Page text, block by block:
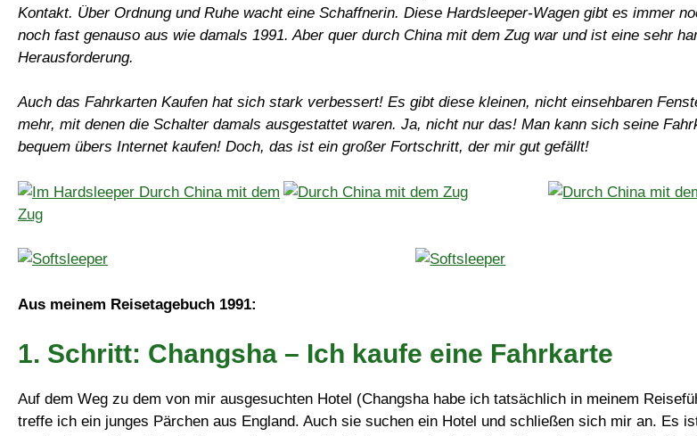
Kontakt. Über Ordnung und Ruhe wacht eine Schaffnerin. Diese Hardsleeper-Wagen gibt es immer
noch fast genauso aus wie damals 1991. Aber quer durch China mit dem Zug war und ist eine sehr
Herausforderung.
Auch das Fahrkarten Kaufen hat sich stark verbessert! Es gibt diese kleinen, nicht einsehbaren
mehr, mit denen die Schalter damals ausgestattet waren. Ja, nicht nur das! Man kann sich seine
bequem übers Internet kaufen! Doch, das ist ein großer Fortschritt, der mir gut gefällt!
Aus meinem Reisetagebuch 1991:
1. Schritt: Changsha – Ich kaufe eine Fahrkarte
Auf dem Weg zu dem von mir ausgesuchten Hotel (Changsha habe ich tatsächlich in meinem
treffe ich ein junges Pärchen aus England. Auch sie suchen ein Hotel und schließen sich mir an. Es